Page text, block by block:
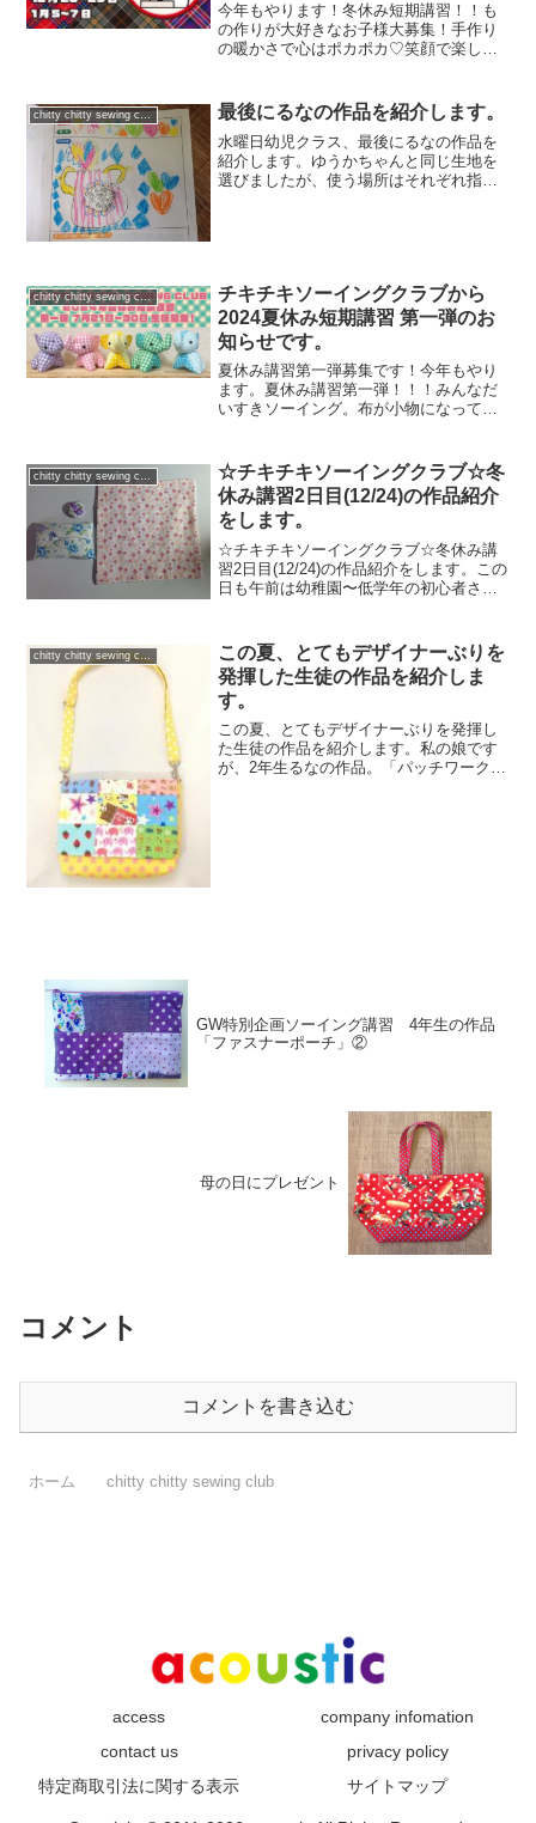
今年もやります！冬休み短期講習！！も
の作りが大好きなお子様大募集！手作り
の暖かさで心はポカポカ♡笑顔で楽しく
chitty chitty sewing club 最後にるなの作品を紹介します。
水曜日幼児クラス、最後にるなの作品を
紹介します。ゆうかちゃんと同じ生地を
選びましたが、使う場所はそれぞれ指定
chitty chitty sewing club
チキチキソーイングクラブから
2024夏休み短期講習 第一弾のお
知らせです。
夏休み講習第一弾募集です！今年もやり
ます。夏休み講習第一弾！！！みんなだ
いすきソーイング。布が小物になってい
のマシーンが６台。５才の子供でも操縦
可能です。ちょっ...
☆チキチキソーイングクラブ☆冬
休み講習2日目(12/24)の作品紹介
をします。
☆チキチキソーイングクラブ☆冬休み講
習2日目(12/24)の作品紹介をします。この
日も午前は幼稚園〜低学年の初心者さん
や、ランチョンマット、リボン風ヘアバ
ンド、などなど。...
chitty chitty sewing club
この夏、とてもデザイナーぶりを
発揮した生徒の作品を紹介しま
す。
この夏、とてもデザイナーぶりを発揮し
た生徒の作品を紹介します。私の娘です
が、2年生るなの作品。「パッチワークの
GW特別企画ソーイング講習 4年生の作品
「ファスナーポーチ」②
母の日にプレゼント
コメント
コメントを書き込む
ホーム chitty chitty sewing club
access
company infomation
contact us
privacy policy
特定商取引法に関する表示
サイトマップ